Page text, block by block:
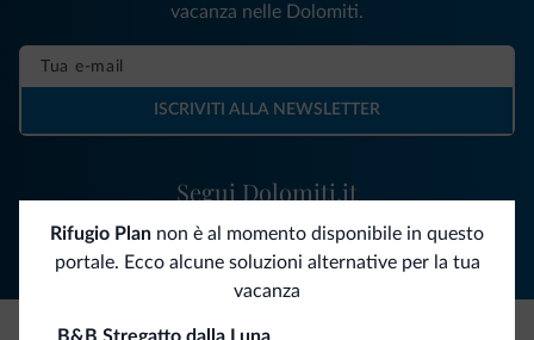
Rifugio Plan non è al momento disponibile in questo
portale. Ecco alcune soluzioni alternative per la tua
vacanza
Segui Dolomiti.it
vacanza nelle Dolomiti.
ISCRIVITI ALLA NEWSLETTER